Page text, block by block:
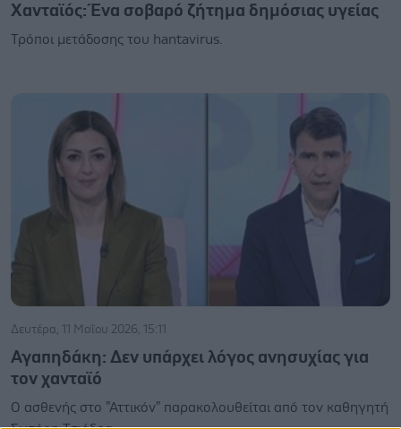
Χανταϊός: Ένα σοβαρό ζήτημα δημόσιας υγείας
Τρόποι μετάδοσης του hantavirus.
Δευτέρα, 11 Μαΐου 2026, 15:11
Αγαπηδάκη: Δεν υπάρχει λόγος ανησυχίας για
τον χανταϊό
Ο ασθενής στο "Αττικόν" παρακολουθείται από τον καθηγητή